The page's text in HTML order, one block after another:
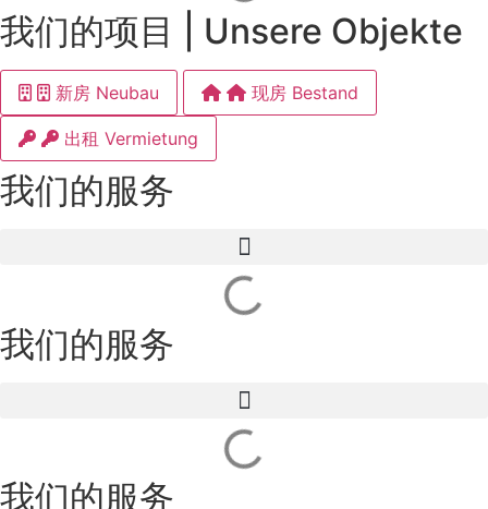
我们的项目 | Unsere Objekte
新房 Neubau 现房 Bestand
出租 Vermietung
我们的服务
我们的服务
我们的服务